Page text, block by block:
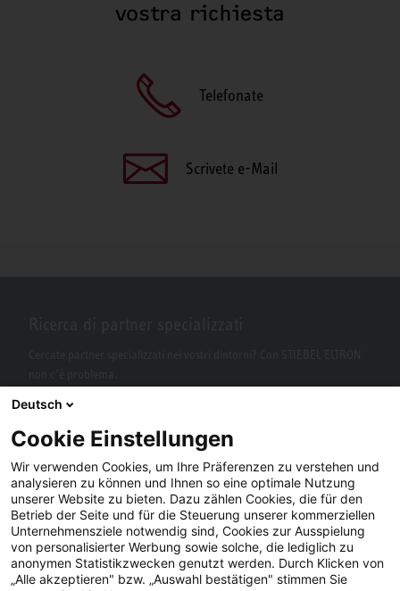
vostra richiesta
Telefonate
Scrivete e-Mail
Facebook YouTube LinkedIn
Deutsch
Cookie Einstellungen
Wir verwenden Cookies, um Ihre Präferenzen zu verstehen und
analysieren zu können und Ihnen so eine optimale Nutzung
unserer Website zu bieten. Dazu zählen Cookies, die für den
Betrieb der Seite und für die Steuerung unserer kommerziellen
Unternehmensziele notwendig sind, Cookies zur Ausspielung
von personalisierter Werbung sowie solche, die lediglich zu
anonymen Statistikzwecken genutzt werden. Durch Klicken von
„Alle akzeptieren" bzw. „Auswahl bestätigen" stimmen Sie